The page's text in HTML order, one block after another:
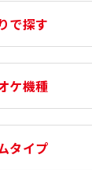
で探す
ケ機種
タイプ